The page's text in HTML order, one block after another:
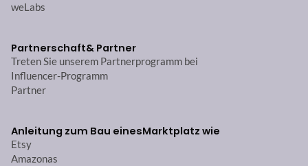
weLabs
Partnerschaft& Partner
Treten Sie unserem Partnerprogramm bei
Influencer-Programm
Partner
Anleitung zum Bau einesMarktplatz wie
Etsy
Amazonas